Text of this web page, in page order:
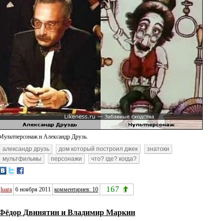
и Александр Друзь.
александр друзь
дом который построил джек
знатоки
мультфильмы
персонажи что? где? когда?
luara 6 ноября 2011 комментариев: 10 167
Двинятин и Владимир Маркин